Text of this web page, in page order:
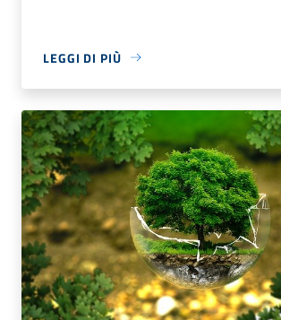
LEGGI DI PIÙ